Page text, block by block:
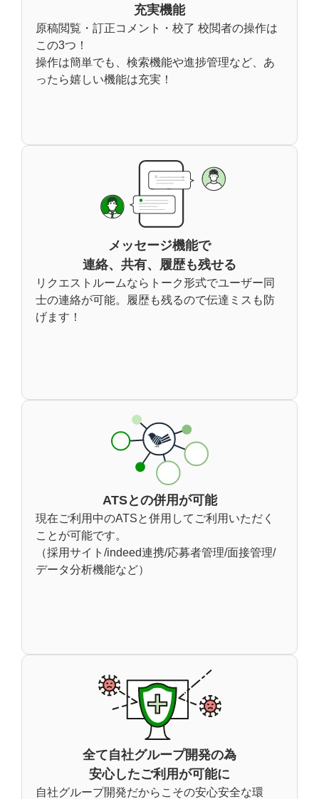
充実機能
原稿閲覧・訂正コメント・校了 校閲者の操作は
この3つ！
操作は簡単でも、検索機能や進捗管理など、あ
ったら嬉しい機能は充実！
メッセージ機能で
連絡、共有、履歴も残せる
リクエストルームならトーク形式でユーザー同
士の連絡が可能。履歴も残るので伝達ミスも防
げます！
ATSとの併用が可能
現在ご利用中のATSと併用してご利用いただく
ことが可能です。
（採用サイト/indeed連携/応募者管理/面接管理/
データ分析機能など）
全て自社グループ開発の為
安心したご利用が可能に
自社グループ開発だからこその安心安全な環